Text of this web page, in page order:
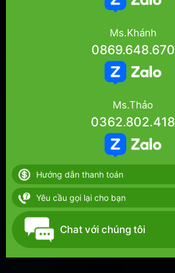
Ms.Khánh
0869.648.670
Ms.Thảo
0362.802.418
Hướng dẫn thanh toán
Yêu cầu gọi lại cho bạn
Chat với chúng tôi